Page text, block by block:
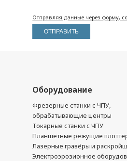
Отправляя данные через форму,
Оборудование
Фрезерные станки с ЧПУ,
обрабатывающие центры
Токарные станки с ЧПУ
Планшетные режущие
Лазерные гравёры и
Электроэрозионное